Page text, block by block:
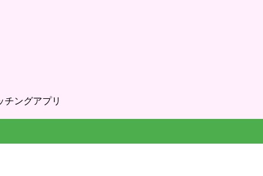
チングアプリ